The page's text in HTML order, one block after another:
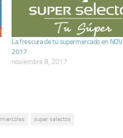
La frescura de tu supermercado en
2017
noviembre 8, 2017
miercoles super selectos